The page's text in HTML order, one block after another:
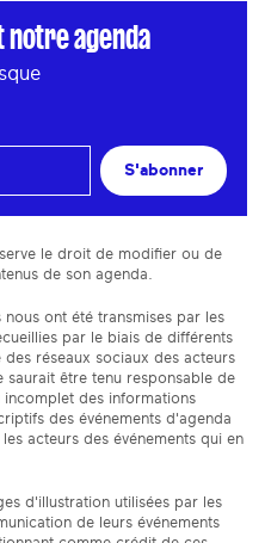
notre agenda
S'abonner
le droit de modifier ou de
de son agenda.
ont été transmises par les
par le biais de différents
réseaux sociaux des acteurs
saurait être tenu responsable de
des informations
des événements d'agenda
acteurs des événements qui en
d'illustration utilisées par les
de leurs événements